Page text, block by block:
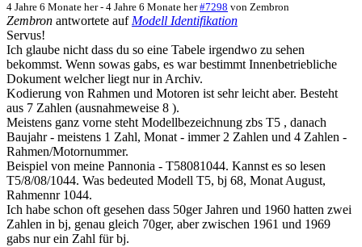
4 Jahre 6 Monate her- 4 Jahre 6 Monate her #7298 von Zembron
Zembron antwortete auf Modell Identifikation
Servus!
Ich glaube nicht dass du so eine Tabele irgendwo zu sehen
bekommst. Wenn sowas gabs, es war bestimmt Innenbetriebliche
Dokument welcher liegt nur in Archiv.
Kodierung von Rahmen und Motoren ist sehr leicht aber. Besteht
aus 7 Zahlen (ausnahmeweise 8 ).
Meistens ganz vorne steht Modellbezeichnung zbs T5 , danach
Baujahr - meistens 1 Zahl, Monat - immer 2 Zahlen und 4 Zahlen -
Rahmen/Motornummer.
Beispiel von meine Pannonia - T58081044. Kannst es so lesen
T5/8/08/1044. Was bedeuted Modell T5, bj 68, Monat August,
Rahmennr 1044.
Ich habe schon oft gesehen dass 50ger Jahren und 1960 hatten zwei
Zahlen in bj, genau gleich 70ger, aber zwischen 1961 und 1969
gabs nur ein Zahl für bj.